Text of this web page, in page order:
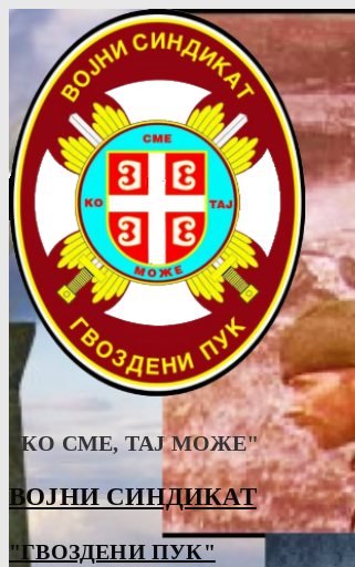
"КО СМЕ, ТАJ МОЖЕ"
ВОЈНИ СИНДИКАТ
"ГВОЗДЕНИ ПУК"